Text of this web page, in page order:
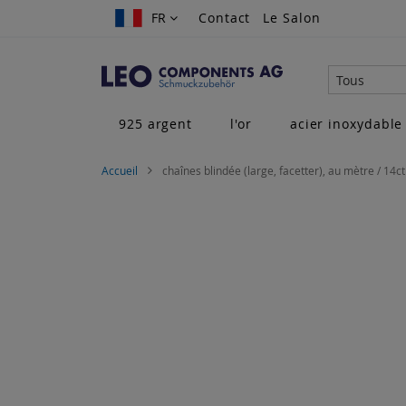
FR
FR Contact Le Salon
Tous
925 argent
l'or acier inoxydable
Accueil chaînes blindée (large, facetter), au mètre /